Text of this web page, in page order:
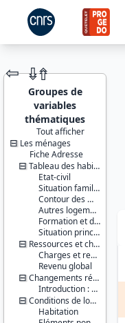
JEU DE
DONNÉES
⇦ ⇮⇮
Groupes de
variables
thématiques
Tout afficher
Les ménages
Fiche Adresse
Tableau des habitants du logement
Etat-civil
Situation familiale
Contour des ménages
Autres logements
Formation et diplômes
Situation principale vis-à-vis du travail
Ressources et charges en période courante
Charges et ressources relationnelles
Revenu global
Changements récents et jeunes enfants
Introduction : changement de composition du ménage
Conditions de logement (résidence principale)
Habitation
Identifiants :
lil-0826
doi:10.13144/lil-
0826
Thèmes :
Conditions
de vie et
société
Salaire et